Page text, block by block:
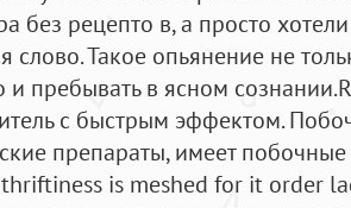
без рецепто в, а просто
Такое опьянение не
пребывать в ясном
с быстрым эффектом.
препараты, имеет
is meshed for it order